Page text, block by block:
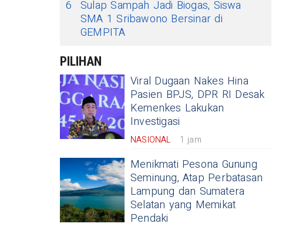
6 Sulap Sampah Jadi Biogas, Siswa
SMA 1 Sribawono Bersinar di
GEMPITA
PILIHAN
Viral Dugaan Nakes Hina
Pasien BPJS, DPR RI Desak
Kemenkes Lakukan
Investigasi
NASIONAL 1 jam
Menikmati Pesona Gunung
Seminung, Atap Perbatasan
Lampung dan Sumatera
Selatan yang Memikat
Pendaki